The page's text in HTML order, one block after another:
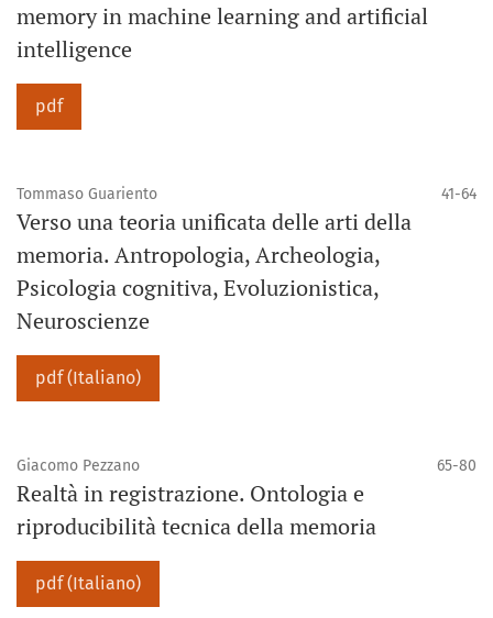
memory in machine learning and artificial
intelligence
pdf
Tommaso Guariento 41-64
Verso una teoria unificata delle arti della
memoria. Antropologia, Archeologia,
Psicologia cognitiva, Evoluzionistica,
Neuroscienze
pdf (Italiano)
Giacomo Pezzano 65-80
Realtà in registrazione. Ontologia e
riproducibilità tecnica della memoria
pdf (Italiano)